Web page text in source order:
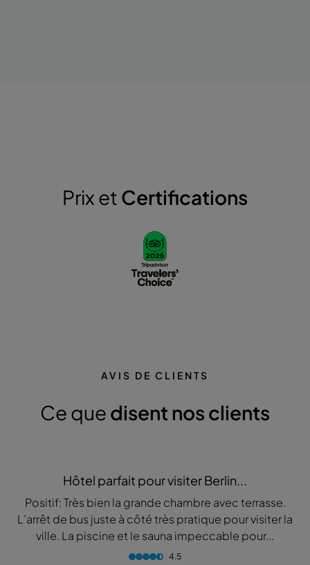
Prix et Certifications
AVIS DE CLIENTS
Ce que disent nos clients
Hôtel parfait pour visiter Berlin...
Positif: Très bien la grande chambre avec terrasse.
L’arrêt de bus juste à côté très pratique pour visiter la
ville. La piscine et le sauna impeccable pour...
4.5